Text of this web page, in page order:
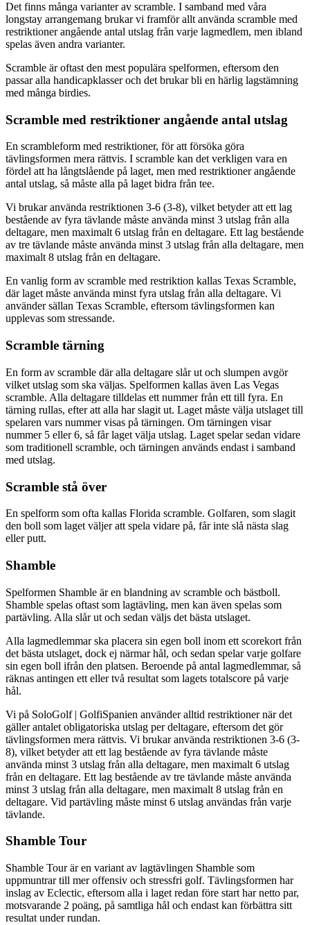
Det finns många varianter av scramble. I samband med våra
longstay arrangemang brukar vi framför allt använda scramble med
restriktioner angående antal utslag från varje lagmedlem, men ibland
spelas även andra varianter.
Scramble är oftast den mest populära spelformen, eftersom den
passar alla handicapklasser och det brukar bli en härlig lagstämning
med många birdies.
Scramble med restriktioner angående antal utslag
En scrambleform med restriktioner, för att försöka göra
tävlingsformen mera rättvis. I scramble kan det verkligen vara en
fördel att ha långtslående på laget, men med restriktioner angående
antal utslag, så måste alla på laget bidra från tee.
Vi brukar använda restriktionen 3-6 (3-8), vilket betyder att ett lag
bestående av fyra tävlande måste använda minst 3 utslag från alla
deltagare, men maximalt 6 utslag från en deltagare. Ett lag bestående
av tre tävlande måste använda minst 3 utslag från alla deltagare, men
maximalt 8 utslag från en deltagare.
En vanlig form av scramble med restriktion kallas Texas Scramble,
där laget måste använda minst fyra utslag från alla deltagare. Vi
använder sällan Texas Scramble, eftersom tävlingsformen kan
upplevas som stressande.
Scramble tärning
En form av scramble där alla deltagare slår ut och slumpen avgör
vilket utslag som ska väljas. Spelformen kallas även Las Vegas
scramble. Alla deltagare tilldelas ett nummer från ett till fyra. En
tärning rullas, efter att alla har slagit ut. Laget måste välja utslaget till
spelaren vars nummer visas på tärningen. Om tärningen visar
nummer 5 eller 6, så får laget välja utslag. Laget spelar sedan vidare
som traditionell scramble, och tärningen används endast i samband
med utslag.
Scramble stå över
En spelform som ofta kallas Florida scramble. Golfaren, som slagit
den boll som laget väljer att spela vidare på, får inte slå nästa slag
eller putt.
Shamble
Spelformen Shamble är en blandning av scramble och bästboll.
Shamble spelas oftast som lagtävling, men kan även spelas som
partävling. Alla slår ut och sedan väljs det bästa utslaget.
Alla lagmedlemmar ska placera sin egen boll inom ett scorekort från
det bästa utslaget, dock ej närmar hål, och sedan spelar varje golfare
sin egen boll ifrån den platsen. Beroende på antal lagmedlemmar, så
räknas antingen ett eller två resultat som lagets totalscore på varje
hål.
Vi på SoloGolf | GolfiSpanien använder alltid restriktioner när det
gäller antalet obligatoriska utslag per deltagare, eftersom det gör
tävlingsformen mera rättvis. Vi brukar använda restriktionen 3-6 (3-
8), vilket betyder att ett lag bestående av fyra tävlande måste
använda minst 3 utslag från alla deltagare, men maximalt 6 utslag
från en deltagare. Ett lag bestående av tre tävlande måste använda
minst 3 utslag från alla deltagare, men maximalt 8 utslag från en
deltagare. Vid partävling måste minst 6 utslag användas från varje
tävlande.
Shamble Tour
Shamble Tour är en variant av lagtävlingen Shamble som
uppmuntrar till mer offensiv och stressfri golf. Tävlingsformen har
inslag av Eclectic, eftersom alla i laget redan före start har netto par,
motsvarande 2 poäng, på samtliga hål och endast kan förbättra sitt
resultat under rundan.